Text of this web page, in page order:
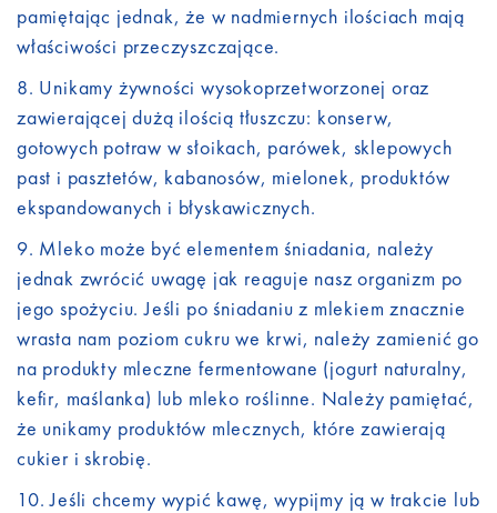
pamiętając jednak, że w nadmiernych ilościach mają
właściwości przeczyszczające.
Unikamy żywności wysokoprzetworzonej oraz
zawierającej dużą ilością tłuszczu: konserw,
gotowych potraw w słoikach, parówek, sklepowych
past i pasztetów, kabanosów, mielonek, produktów
ekspandowanych i błyskawicznych.
Mleko może być elementem śniadania, należy
jednak zwrócić uwagę jak reaguje nasz organizm po
jego spożyciu. Jeśli po śniadaniu z mlekiem znacznie
wrasta nam poziom cukru we krwi, należy zamienić go
na produkty mleczne fermentowane (jogurt naturalny,
kefir, maślanka) lub mleko roślinne. Należy pamiętać,
że unikamy produktów mlecznych, które zawierają
cukier i skrobię.
Jeśli chcemy wypić kawę, wypijmy ją w trakcie lub